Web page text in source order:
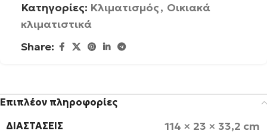
Κατηγορίες: Κλιματισμός, Οικιακά
κλιματιστικά
Share:
Επιπλέον πληροφορίες
ΔΙΑΣΤΆΣΕΙΣ
114 × 23 × 33,2 cm